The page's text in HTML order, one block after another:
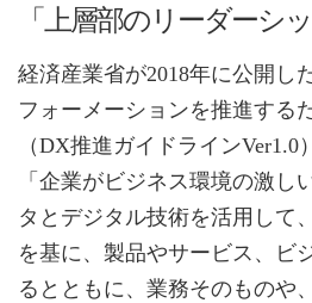
「上層部のリーダーシ
経済産業省が2018年に公開し
フォーメーションを推進する
（DX推進ガイドラインVer1.0）
「企業がビジネス環境の激し
タとデジタル技術を活用して
を基に、製品やサービス、ビ
るとともに、業務そのものや